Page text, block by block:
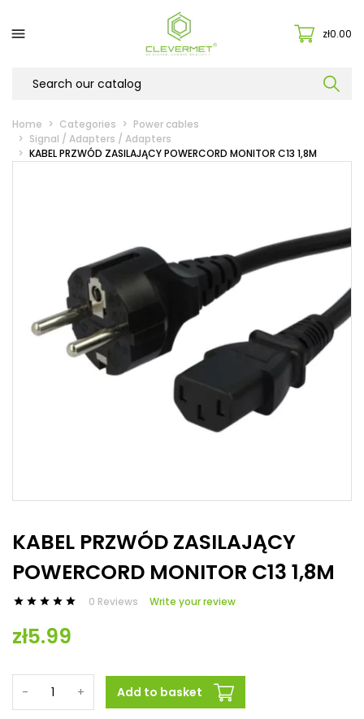
 zł0.00
Home Categories
Power cables
Signal / Adapters / Adapters
KABEL PRZWÓD ZASILAJĄCY POWERCORD MONITOR C13 1,8M
KABEL PRZWÓD ZASILAJĄCY
POWERCORD MONITOR C13 1,8M
     0 Reviews Write your review
zł5.99
- + Add to basket